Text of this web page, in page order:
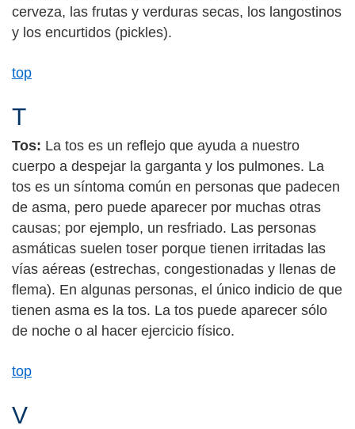
cerveza, las frutas y verduras secas, los langostinos
y los encurtidos (pickles).
top
T
Tos: La tos es un reflejo que ayuda a nuestro
cuerpo a despejar la garganta y los pulmones. La
tos es un síntoma común en personas que padecen
de asma, pero puede aparecer por muchas otras
causas; por ejemplo, un resfriado. Las personas
asmáticas suelen toser porque tienen irritadas las
vías aéreas (estrechas, congestionadas y llenas de
flema). En algunas personas, el único indicio de que
tienen asma es la tos. La tos puede aparecer sólo
de noche o al hacer ejercicio físico.
top
V